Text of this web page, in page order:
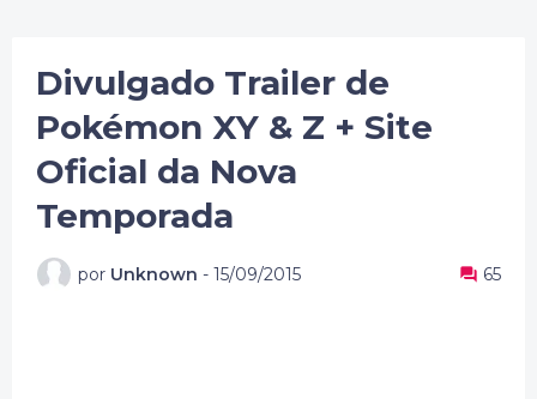
Divulgado Trailer de
Pokémon XY & Z + Site
Oficial da Nova
Temporada
por Unknown - 15/09/2015 65